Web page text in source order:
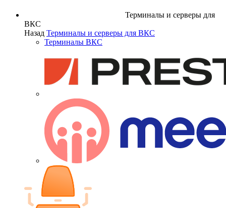
Терминалы и серверы для
ВКС
Назад Терминалы и серверы для ВКС
Терминалы ВКС